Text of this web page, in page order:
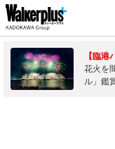
【臨港
花火を
ル」鑑